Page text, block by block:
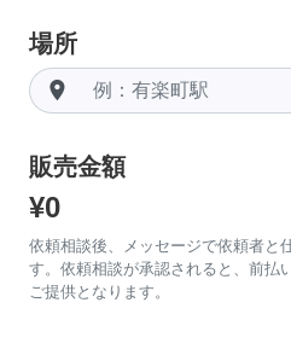
場所
room
販売金額
¥0
依頼相談後、メッセージで依頼者と
す。依頼相談が承認されると、前
ご提供となります。